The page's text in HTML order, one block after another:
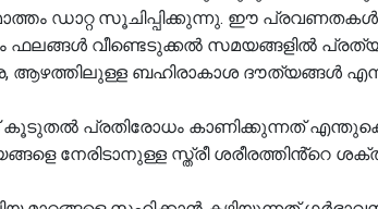
ഡാറ്റ സൂചിപ്പിക്കുന്നു. ഈ പ്രവണതകൾ
വീണ്ടെടുക്കൽ സമയങ്ങളിൽ
ആഴത്തിലുള്ള ബഹിരാകാശ ദൗത്യങ്ങൾ
കൂടുതൽ പ്രതിരോധം കാണിക്കുന്നത്
നേരിടാനുള്ള സ്ത്രീ ശരീരത്തിൻ്റെ